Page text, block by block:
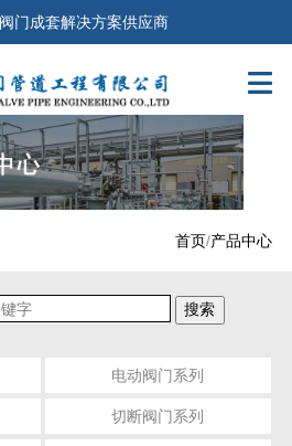
门成套解决方案供应商

首页/产品中心
搜索
电动阀门系列
切断阀门系列